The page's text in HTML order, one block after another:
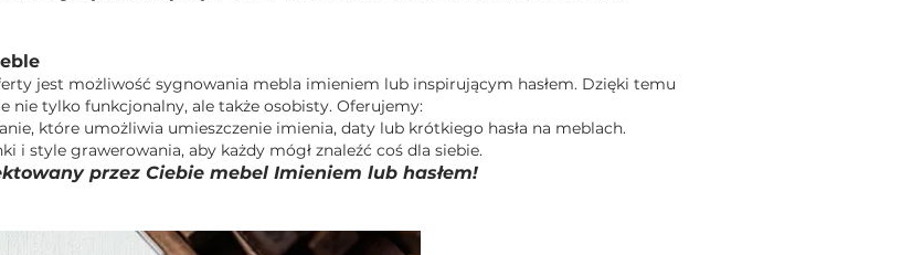
jest możliwość sygnowania mebla imieniem lub inspirującym hasłem. Dzięki temu
nie tylko funkcjonalny, ale także osobisty. Oferujemy:
które umożliwia umieszczenie imienia, daty lub krótkiego hasła na meblach.
i style grawerowania, aby każdy mógł znaleźć coś dla siebie.
przez Ciebie mebel Imieniem lub hasłem!